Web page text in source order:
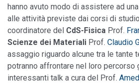
hanno avuto modo di assistere ad
alle attività previste dai corsi di
coordinatore del CdS-Fisica Prof.
Scienze dei Materiali Prof. Claudio
assaggio riguardo alcune tra le tante
potranno affrontare nel loro percorso
interessanti talk a cura del Prof.